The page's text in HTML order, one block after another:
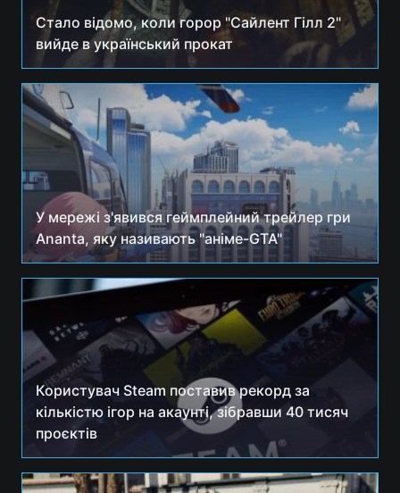
Лонгріди
Відео з Youtube Статті
Інтерв'ю Думки
Вакансії
Контакти
Послуги
Тема оформлення
Стало відомо, коли горор "Сайлент Гілл 2"
вийде в український прокат
У мережі з'явився геймплейний трейлер гри
Ananta, яку називають "аніме-GTA"
Користувач Steam поставив рекорд за
кількістю ігор на акаунті, зібравши 40 тисяч
проєктів